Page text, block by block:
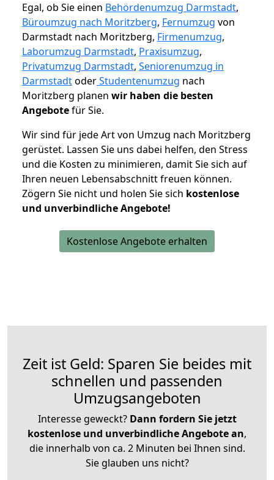
Egal, ob Sie einen Behördenumzug Darmstadt,
Büroumzug nach Moritzberg, Fernumzug von
Darmstadt nach Moritzberg, Firmenumzug,
Laborumzug Darmstadt, Praxisumzug,
Privatumzug Darmstadt, Seniorenumzug in
DarmstadtoderStudentenumzug nach
Moritzberg planen wir haben die besten
Angebotefür Sie.
Wir sind für jede Art von Umzug nach Moritzberg
gerüstet. Lassen Sie uns dabei helfen, den Stress
und die Kosten zu minimieren, damit Sie sich auf
Ihren neuen Lebensabschnitt freuen können.
Zögern Sie nicht und holen Sie sich kostenlose
und unverbindliche Angebote!
Kostenlose Angebote erhalten
Zeit ist Geld: Sparen Sie beides mit
schnellen und passenden
Umzugsangeboten
Interesse geweckt? Dann fordern Sie jetzt
kostenlose und unverbindliche Angebote an,
die innerhalb von ca. 2 Minuten bei Ihnen sind.
Sie glauben uns nicht?